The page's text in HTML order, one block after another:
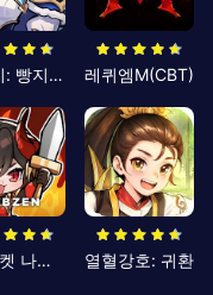
킹방치: 빵지의 제왕 레퀴엠M(CBT)
뮤: 포켓 나이츠 열혈강호: 귀환